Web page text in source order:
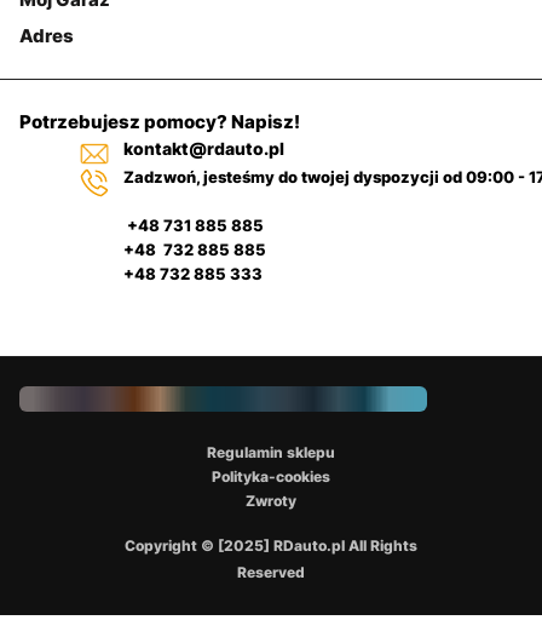
Adres
Potrzebujesz pomocy? Napisz!
kontakt@rdauto.pl
Zadzwoń, jesteśmy do twojej dyspozycji od 09:00 -
+48 731 885 885
+48 732 885 885
+48 732 885 333
Copyright © [2025] RDauto.pl All Rights
Reserved
Regulamin sklepu
Polityka-cookies
Zwroty